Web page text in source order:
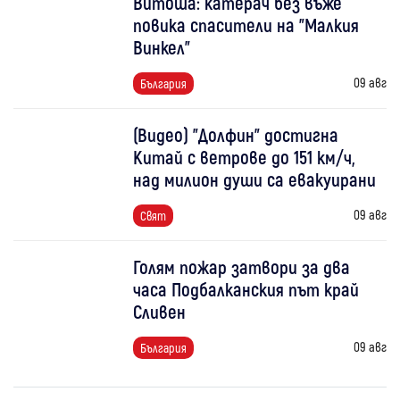
повика спасители на "Малкия
Винкел"
България 09 авг
(Видео) "Долфин" достигна
Китай с ветрове до 151 км/ч,
над милион души са евакуирани
Свят 09 авг
Голям пожар затвори за два
часа Подбалканския път край
Сливен
България 09 авг